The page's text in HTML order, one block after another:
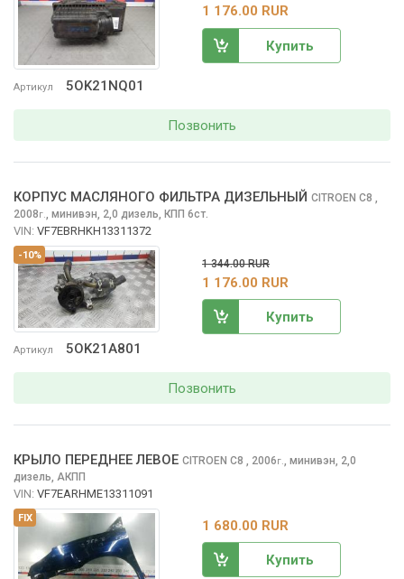
Артикул 5OK21NQ01
1 176.00 RUR
Купить
Позвонить
-10%
Артикул 5OK21A801
КОРПУС МАСЛЯНОГО ФИЛЬТРА ДИЗЕЛЬНЫЙ CITROEN C8
2008г. минивэн, 2,0 дизель, КПП 6ст.
VIN: VF7EBRHKH13311372
1 344.00 RUR
1 176.00 RUR
Купить
Позвонить
FIX
КРЫЛО ПЕРЕДНЕЕ ЛЕВОЕ CITROEN C8 , 2006г., минивэн, 2,0
дизель, АКПП
VIN: VF7EARHME13311091
1 680.00 RUR
Купить